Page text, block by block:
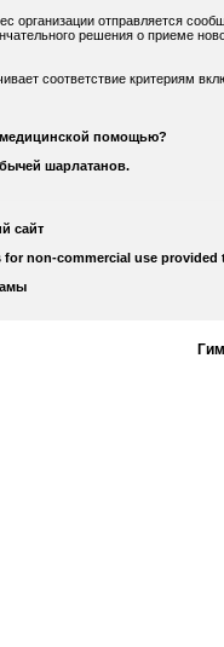
организации отправляется
решения о приеме
соответствие критериям
медицинской помощью?
шарлатанов.
сайт
non-commercial use